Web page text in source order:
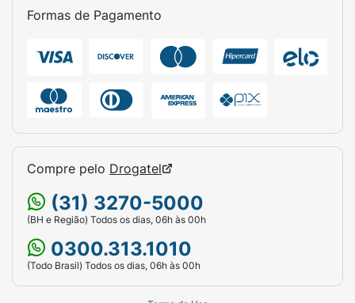
Formas de Pagamento
Compre pelo Drogatel
(31) 3270-5000
(BH e Região) Todos os dias, 06h às 00h
0300.313.1010
(Todo Brasil) Todos os dias, 06h às 00h